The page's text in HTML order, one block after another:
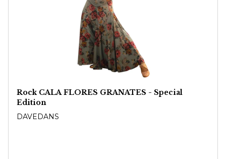
Rock CALA FLORES GRANATES - Special
Edition
DAVEDANS